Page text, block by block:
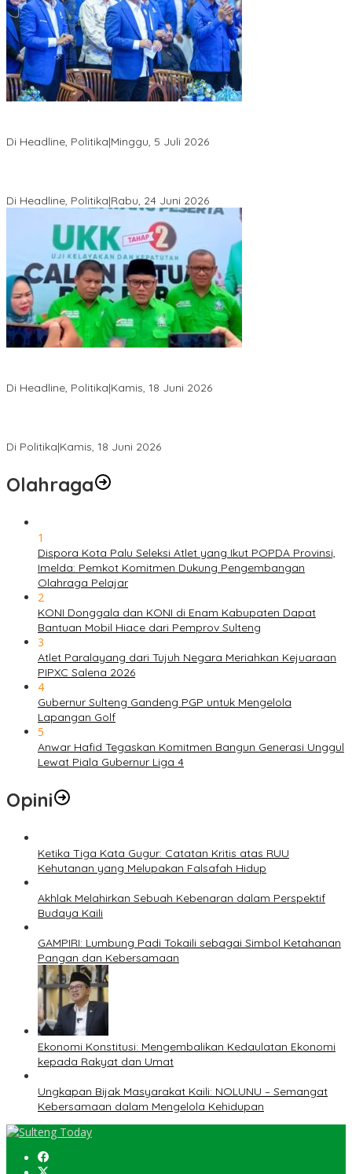
Di Headline, Politika|Minggu, 5 Juli 2026
Di Headline, Politika|Rabu, 24 Juni 2026
Di Headline, Politika|Kamis, 18 Juni 2026
Di Politika|Kamis, 18 Juni 2026
Olahraga
1
Dispora Kota Palu Seleksi Atlet yang Ikut POPDA Provinsi,
Imelda: Pemkot Komitmen Dukung Pengembangan
Olahraga Pelajar
2
KONI Donggala dan KONI di Enam Kabupaten Dapat
Bantuan Mobil Hiace dari Pemprov Sulteng
3
Atlet Paralayang dari Tujuh Negara Meriahkan Kejuaraan
PIPXC Salena 2026
4
Gubernur Sulteng Gandeng PGP untuk Mengelola
Lapangan Golf
5
Anwar Hafid Tegaskan Komitmen Bangun Generasi Unggul
Lewat Piala Gubernur Liga 4
Opini
Ketika Tiga Kata Gugur: Catatan Kritis atas RUU
Kehutanan yang Melupakan Falsafah Hidup
Akhlak Melahirkan Sebuah Kebenaran dalam Perspektif
Budaya Kaili
GAMPIRI: Lumbung Padi Tokaili sebagai Simbol Ketahanan
Pangan dan Kebersamaan
Ekonomi Konstitusi: Mengembalikan Kedaulatan Ekonomi
kepada Rakyat dan Umat
Ungkapan Bijak Masyarakat Kaili: NOLUNU – Semangat
Kebersamaan dalam Mengelola Kehidupan